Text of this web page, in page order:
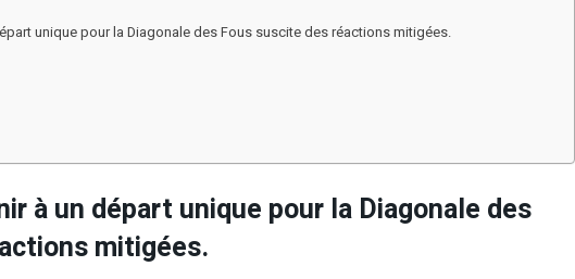
unique pour la Diagonale des Fous suscite des réactions mitigées.
à un départ unique pour la Diagonale des
mitigées.